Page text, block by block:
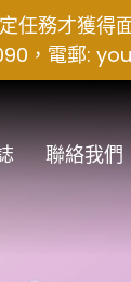
務才獲得
，電郵:
聯絡我們